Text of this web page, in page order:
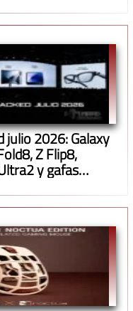
julio 2026: Galaxy
Z Flip8,
y gafas